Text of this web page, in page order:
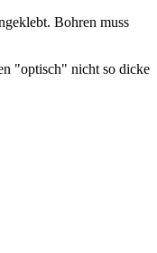
Bohren muss
"optisch" nicht so dicke